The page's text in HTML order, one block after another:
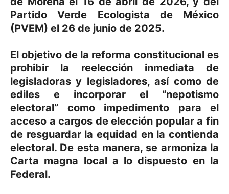
Partido Verde Ecologista de México
(PVEM) el 26 de junio de 2025.
El objetivo de la reforma constitucional es
prohibir la reelección inmediata de
legisladoras y legisladores, así como de
ediles e incorporar el “nepotismo
electoral” como impedimento para el
acceso a cargos de elección popular a fin
de resguardar la equidad en la contienda
electoral. De esta manera, se armoniza la
Carta magna local a lo dispuesto en la
Federal.